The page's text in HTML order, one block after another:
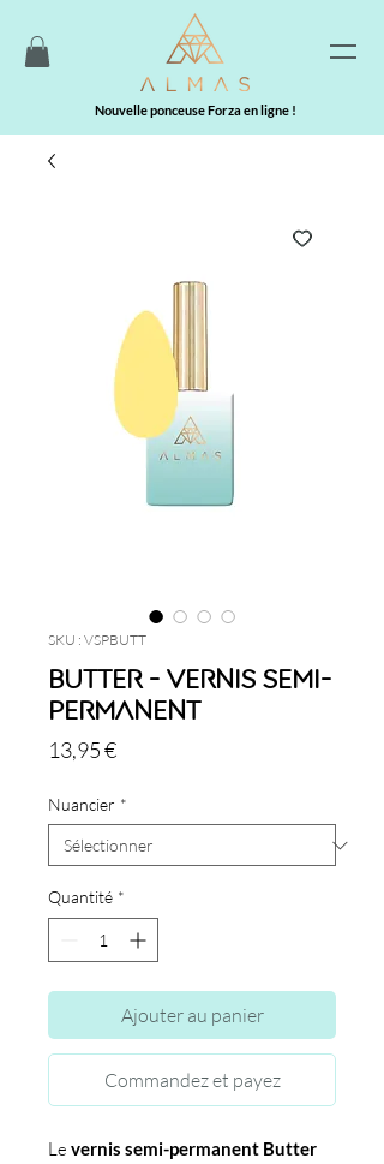
Nouvelle ponceuse Forza en ligne !
SKU : VSPBUTT
Butter - Vernis semi-
permanent
13,95 €Prix
Nuancier *
Quantité *
Ajouter au panier
Commandez et payez
Le vernis semi-permanent Butter